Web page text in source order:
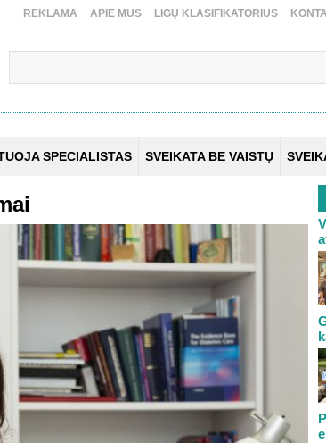
REKLAMA APIE MUS LIGŲ KLASIFIKATORIUS
SPECIALISTAS SVEIKATA BE VAISTŲ